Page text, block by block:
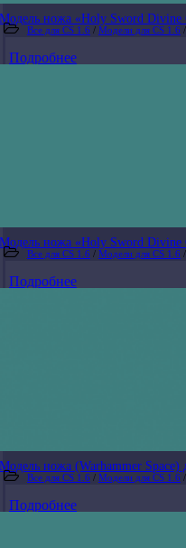
Модель ножа «Holy Sword Divine
Все для CS 1.6 / Модели для CS 1.6 /
Подробнее
Модель ножа «Holy Sword Divine
Все для CS 1.6 / Модели для CS 1.6 /
Подробнее
Модель ножа (Warhammer Space)
Все для CS 1.6 / Модели для CS 1.6 /
Подробнее